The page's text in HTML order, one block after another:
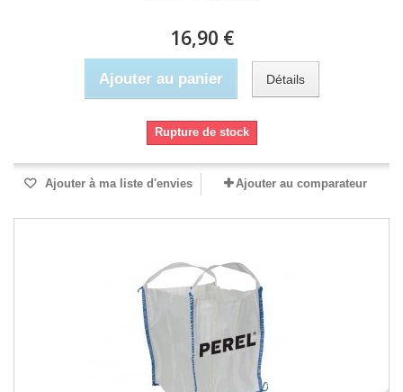
16,90 €
Ajouter au panier Détails
Rupture de stock
Ajouter à ma liste d'envies Ajouter au comparateur